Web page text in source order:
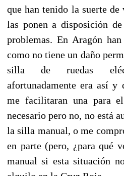
que han tenido la suerte
las ponen a disposición
problemas. En Aragón
como no tiene un daño
silla de ruedas
afortunadamente era así y
me facilitaran una para
necesario pero no, no está
la silla manual, o me
en parte (pero, ¿para qué
manual si esta situación